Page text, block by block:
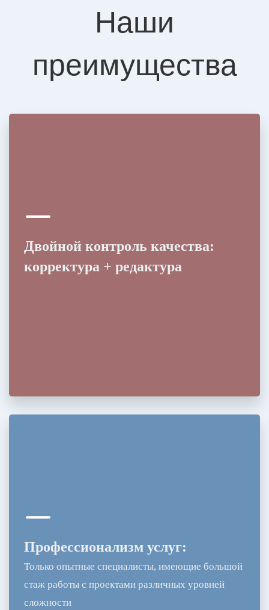
Наши
преимущества
Двойной контроль качества:
корректура + редактура
Профессионализм услуг:
Только опытные специалисты, имеющие большой
стаж работы с проектами различных уровней
сложности